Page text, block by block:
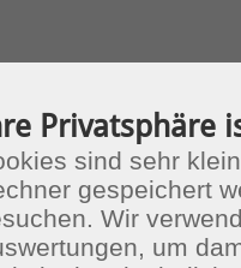
Privatsphäre
sind sehr
gespeichert
Wir
um